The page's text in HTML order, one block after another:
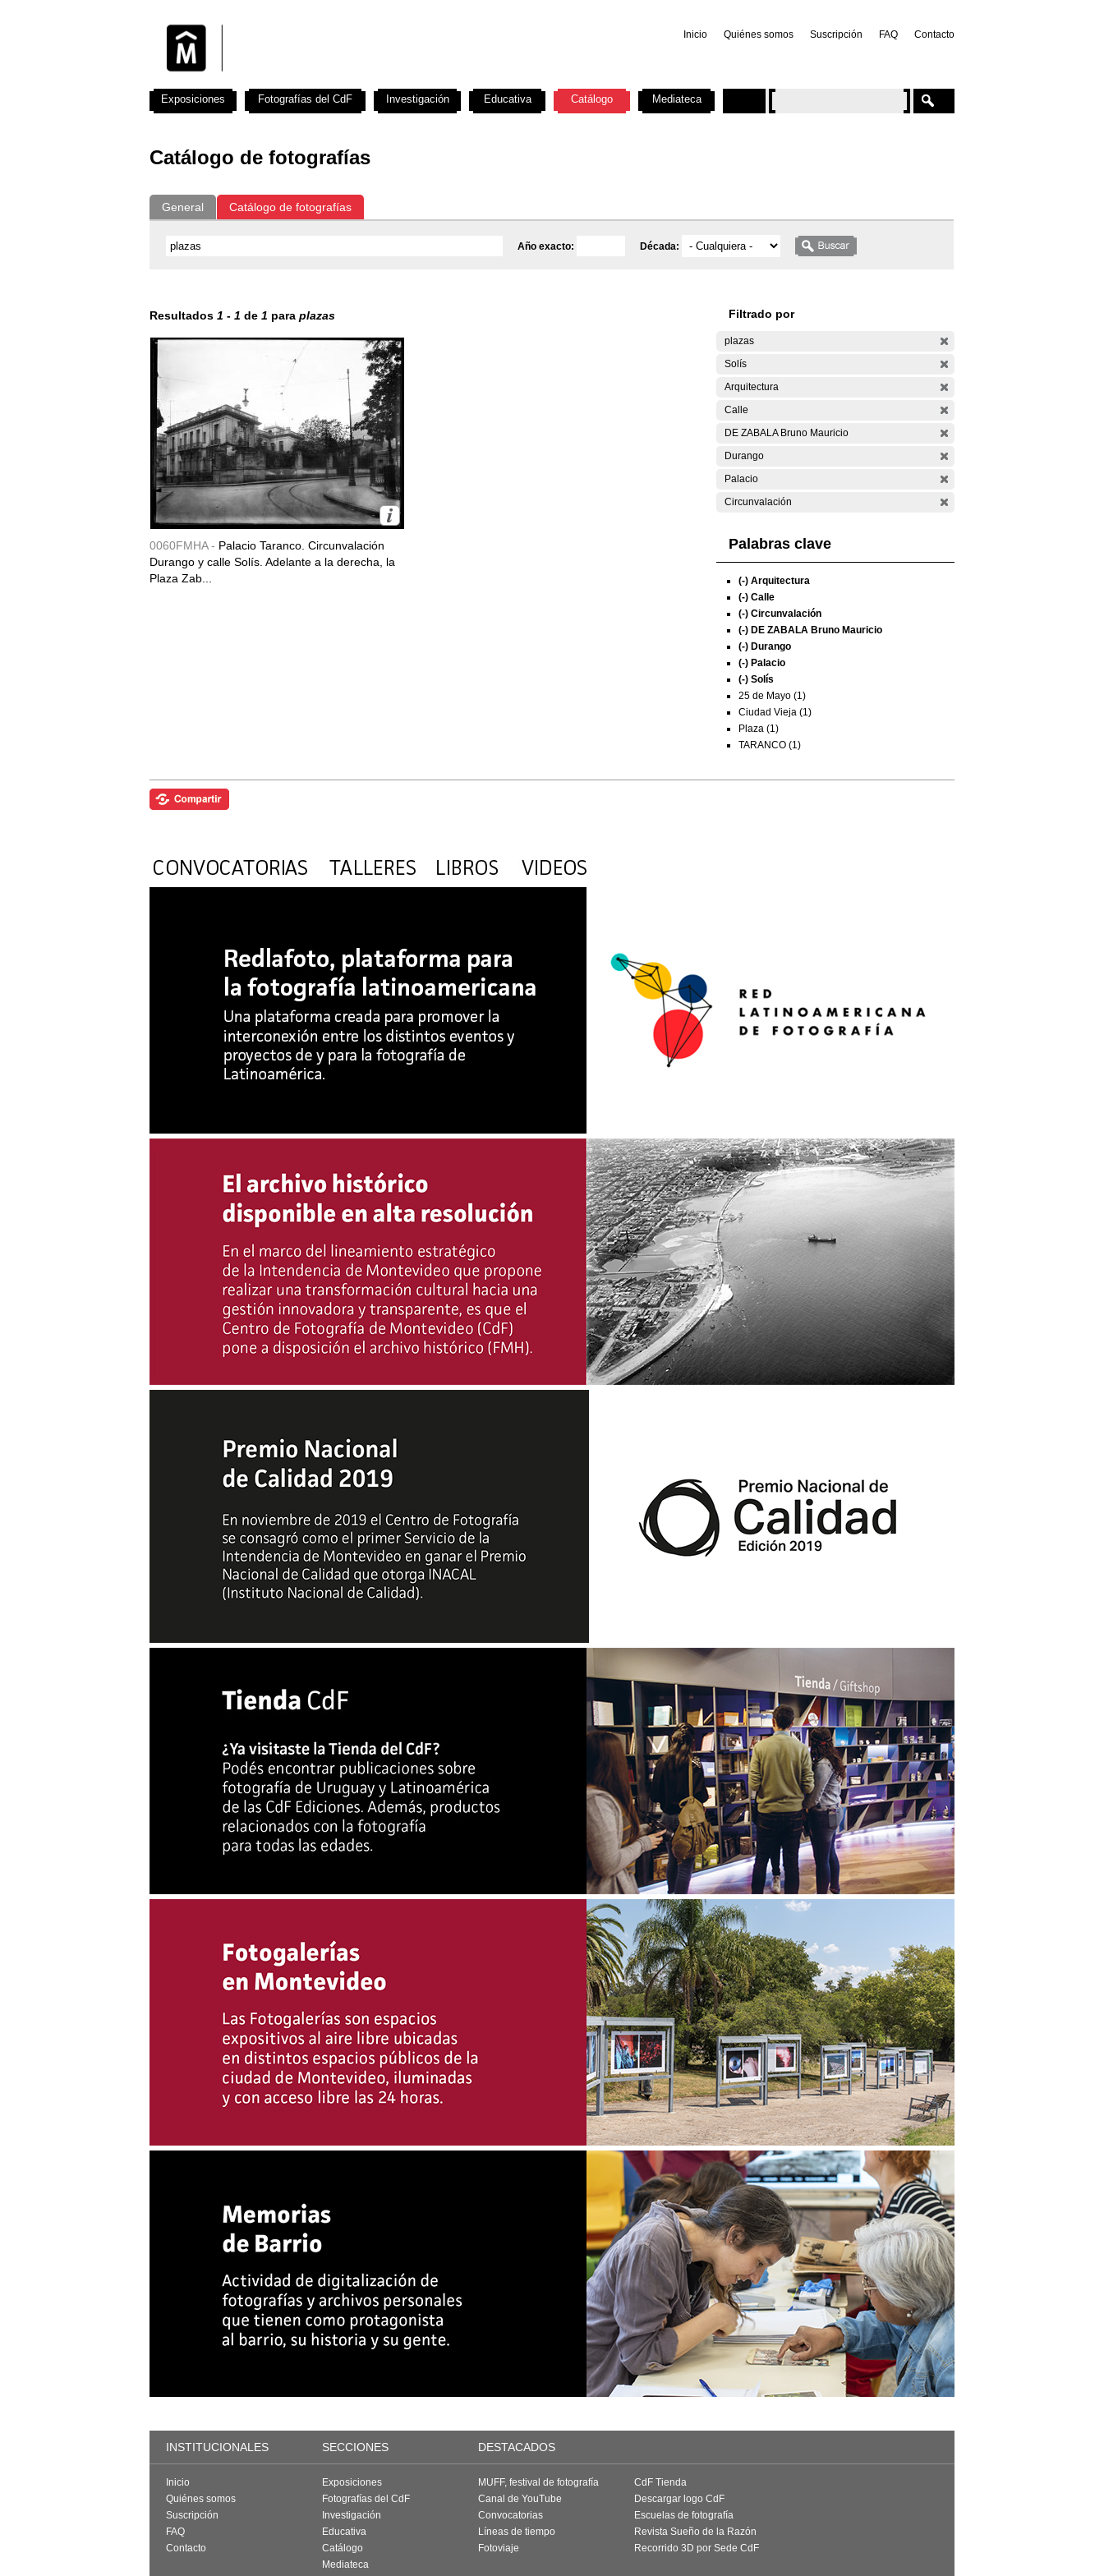
Inicio Quiénes somos Suscripción FAQ Contacto
Catálogo de fotografías
General Catálogo de fotografías
Año exacto: Década:
Resultados 1 - 1 de 1 para plazas
0060FMHA - Palacio Taranco. Circunvalación
Durango y calle Solís. Adelante a la derecha, la
Plaza Zab...
Filtrado por
plazas
Solís
Arquitectura
Calle
DE ZABALA Bruno Mauricio
Durango
Palacio
Circunvalación
Palabras clave
(-) Arquitectura
(-) Calle
(-) Circunvalación
(-) DE ZABALA Bruno Mauricio
(-) Durango
(-) Palacio
(-) Solís
25 de Mayo (1)
Ciudad Vieja (1)
Plaza (1)
TARANCO (1)
Exposiciones Fotografías del CdF Investigación Educativa Catálogo Mediateca
INSTITUCIONALES SECCIONES DESTACADOS
Inicio
Quiénes somos
Suscripción
FAQ
Contacto
Exposiciones
Fotografías del CdF
Investigación
Educativa
Catálogo
Mediateca
MUFF, festival de fotografía
Canal de YouTube
Convocatorias
Líneas de tiempo
Fotoviaje
CdF Tienda
Descargar logo CdF
Escuelas de fotografía
Revista Sueño de la Razón
Recorrido 3D por Sede CdF